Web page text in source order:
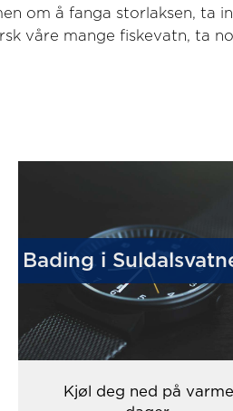
om å fanga storlaksen, ta
våre mange fiskevatn, ta
Bading i
Kjøl deg ned på varme